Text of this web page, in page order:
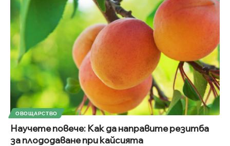
ОВОЩАРСТВО
Научете повече: Как да направите резитба
за плододаване при кайсията